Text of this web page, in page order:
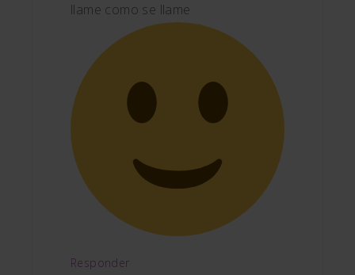
llame como se llame
Responder